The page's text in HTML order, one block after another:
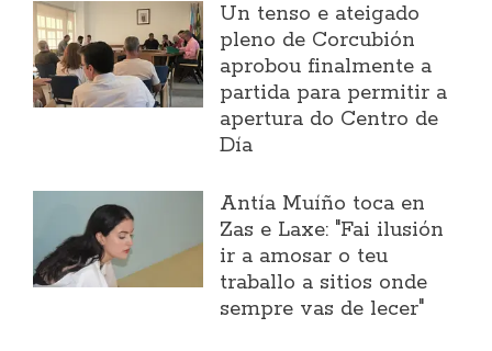
Un tenso e ateigado
pleno de Corcubión
aprobou finalmente a
partida para permitir a
apertura do Centro de
Día
Antía Muíño toca en
Zas e Laxe: "Fai ilusión
ir a amosar o teu
traballo a sitios onde
sempre vas de lecer"